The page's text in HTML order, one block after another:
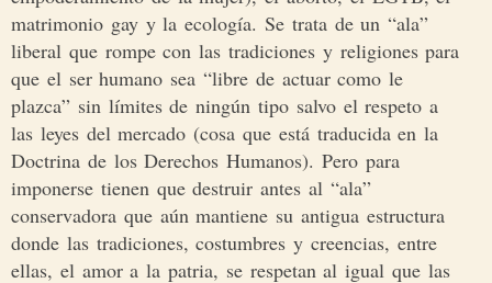
matrimonio gay y la ecología. Se trata de un “ala”
liberal que rompe con las tradiciones y religiones para
que el ser humano sea “libre de actuar como le
plazca” sin límites de ningún tipo salvo el respeto a
las leyes del mercado (cosa que está traducida en la
Doctrina de los Derechos Humanos). Pero para
imponerse tienen que destruir antes al “ala”
conservadora que aún mantiene su antigua estructura
donde las tradiciones, costumbres y creencias, entre
ellas, el amor a la patria, se respetan al igual que las